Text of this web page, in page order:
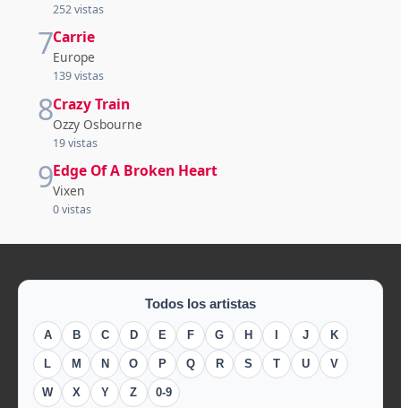
252 vistas
7Carrie
Europe
139 vistas
8Crazy Train
Ozzy Osbourne
19 vistas
9Edge Of A Broken Heart
Vixen
0 vistas
Todos los artistas
A B C D E F G H J K
L M N O P Q R S T U V
W X Y Z 0-9